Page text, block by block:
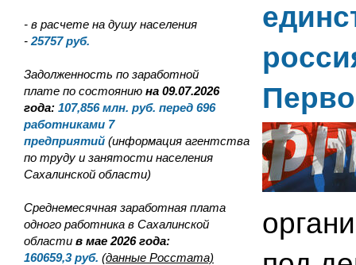
- в расчете на душу населения
- 25757 руб.
Задолженность по заработной
плате по состоянию на 09.07.2026
года: 107,856 млн. руб. перед 696
работниками 7
предприятий (информация агентства
по труду и занятости населения
Сахалинской области)
Среднемесячная заработная плата
одного работника в Сахалинской
области в мае 2026 года:
160659,3 руб. (данные Росстата)